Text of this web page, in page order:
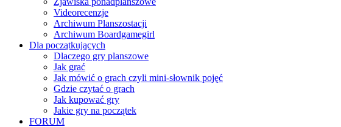
Videorecenzje
Archiwum Planszostacji
Archiwum Boardgamegirl
Dla początkujących
Dlaczego gry planszowe
Jak grać
Jak mówić o grach czyli mini-słownik pojęć
Gdzie czytać o grach
Jak kupować gry
Jakie gry na początek
FORUM